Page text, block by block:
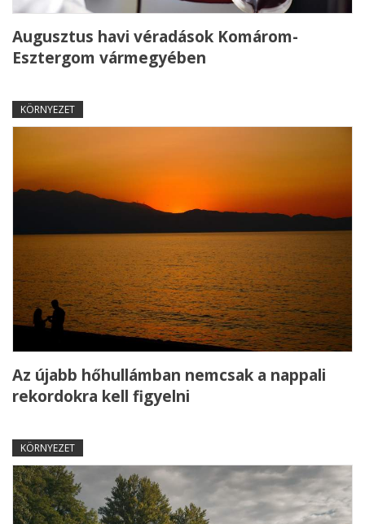
Augusztus havi véradások Komárom-
Esztergom vármegyében
KÖRNYEZET
Az újabb hőhullámban nemcsak a nappali
rekordokra kell figyelni
KÖRNYEZET